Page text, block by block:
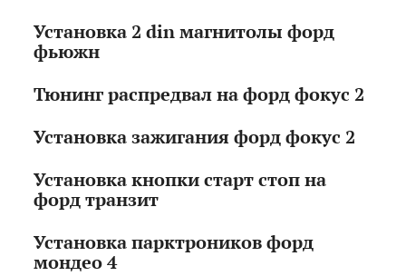
Установка 2 din магнитолы форд
фьюжн
Тюнинг распредвал на форд фокус 2
Установка зажигания форд фокус 2
Установка кнопки старт стоп на
форд транзит
Установка парктроников форд
мондео 4